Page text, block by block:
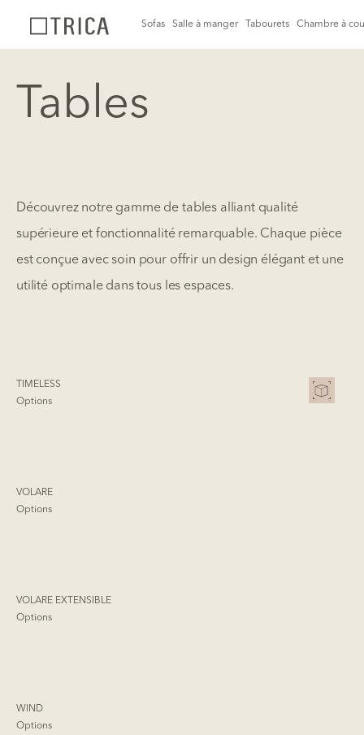
Sofas Salle à manger Tabourets Chambre à
Tables
Découvrez notre gamme de tables alliant qualité
supérieure et fonctionnalité remarquable. Chaque pièce
est conçue avec soin pour offrir un design élégant et une
utilité optimale dans tous les espaces.
TIMELESS
Options
VOLARE
Options
VOLARE EXTENSIBLE
Options
WIND
Options